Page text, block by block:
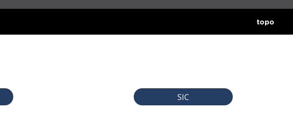
topo
SIC